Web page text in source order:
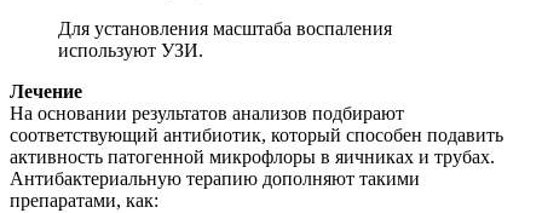
Для установления масштаба воспаления
используют УЗИ.
Лечение
На основании результатов анализов подбирают
соответствующий антибиотик, который способен подавить
активность патогенной микрофлоры в яичниках и трубах.
Антибактериальную терапию дополняют такими
препаратами, как: